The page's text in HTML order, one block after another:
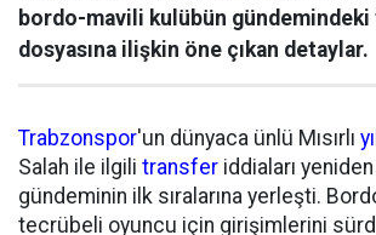
bordo-mavili kulübün
dosyasına ilişkin öne çıkan detaylar.
Trabzonspor'un dünyaca ünlü Mısırlı
Salah ile ilgili transfer iddiaları yeniden
gündeminin ilk sıralarına yerleşti.
tecrübeli oyuncu için girişimlerini